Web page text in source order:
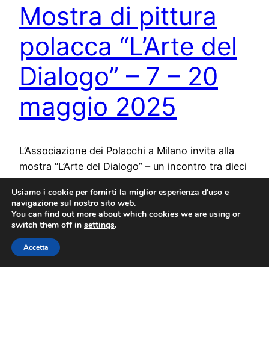
Mostra di pittura
polacca “L’Arte del
Dialogo” – 7 – 20
maggio 2025
L’Associazione dei Polacchi a Milano invita alla
mostra “L’Arte del Dialogo” – un incontro tra dieci
artisti polacchi e il loro dialogo pittorico con il
pubblico. Vernissage il 7 maggio!
15 Aprile 2025
Usiamo i cookie per fornirti la miglior esperienza d'uso e
navigazione sul nostro sito web.
You can find out more about which cookies we are using or
switch them off in settings.
Accetta